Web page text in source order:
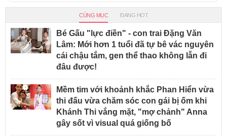
CÙNG MỤC ĐANG HOT
Bé Gấu "lực điền" - con trai Đặng Văn
Lâm: Mới hơn 1 tuổi đã tự bê vác nguyên
cái chậu tắm, gen thể thao không lẫn đi
đâu được!
Mềm tim với khoảnh khắc Phan Hiển vừa
thi đấu vừa chăm sóc con gái bị ốm khi
Khánh Thi vắng mặt, "mợ chảnh" Anna
gây sốt vì visual quá giống bố